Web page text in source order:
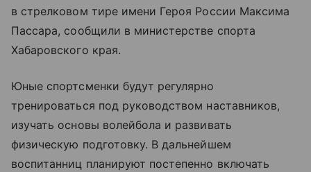
в стрелковом тире имени Героя России Максима
Пассара, сообщили в министерстве спорта
Хабаровского края.
Юные спортсменки будут регулярно
тренироваться под руководством наставников,
изучать основы волейбола и развивать
физическую подготовку. В дальнейшем
воспитанниц планируют постепенно включать